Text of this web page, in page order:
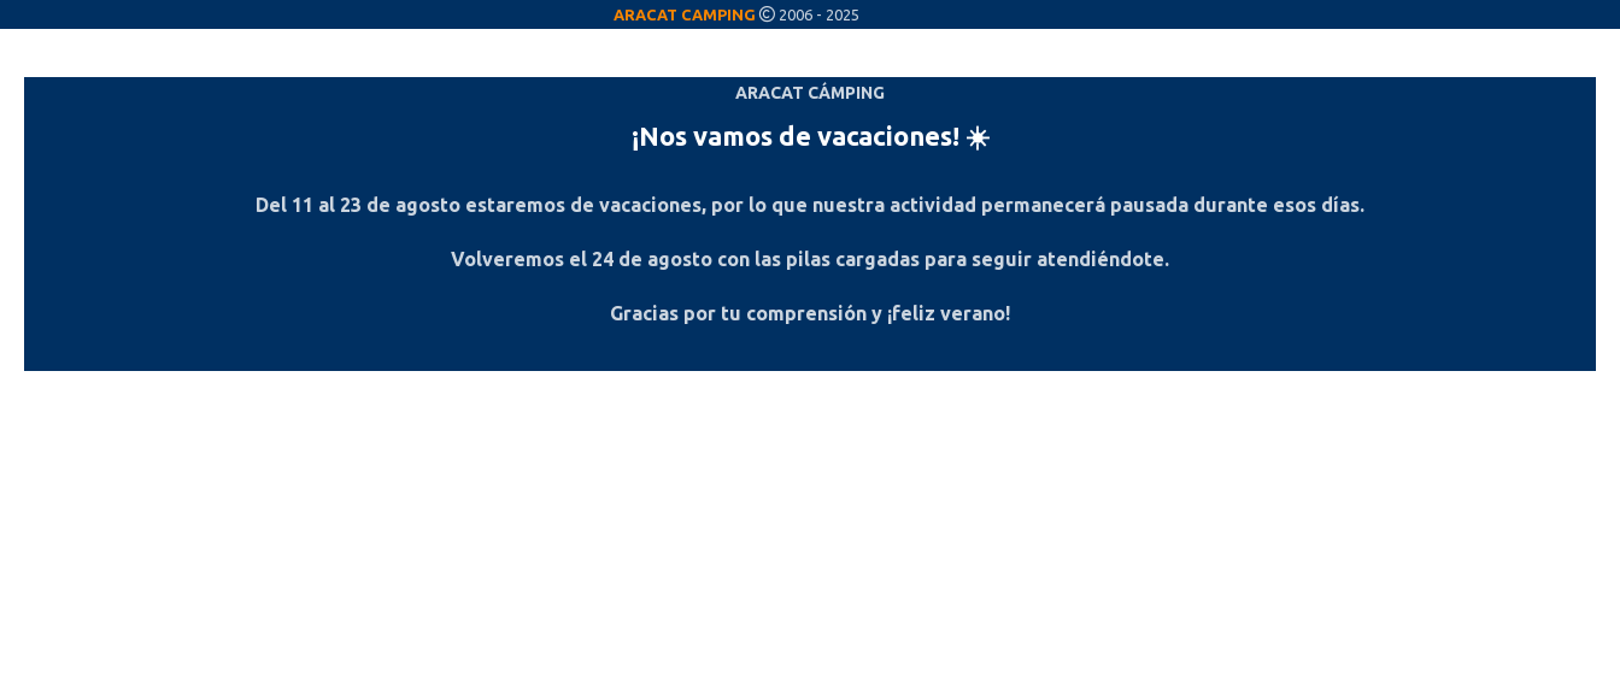
ARACAT CAMPING 2006 - 2025
ARACAT CÁMPING
¡Nos vamos de vacaciones! ☀️
Del 11 al 23 de agosto estaremos de vacaciones, por lo que nuestra actividad permanecerá pausada durante esos días.
Volveremos el 24 de agosto con las pilas cargadas para seguir atendiéndote.
Gracias por tu comprensión y ¡feliz verano!